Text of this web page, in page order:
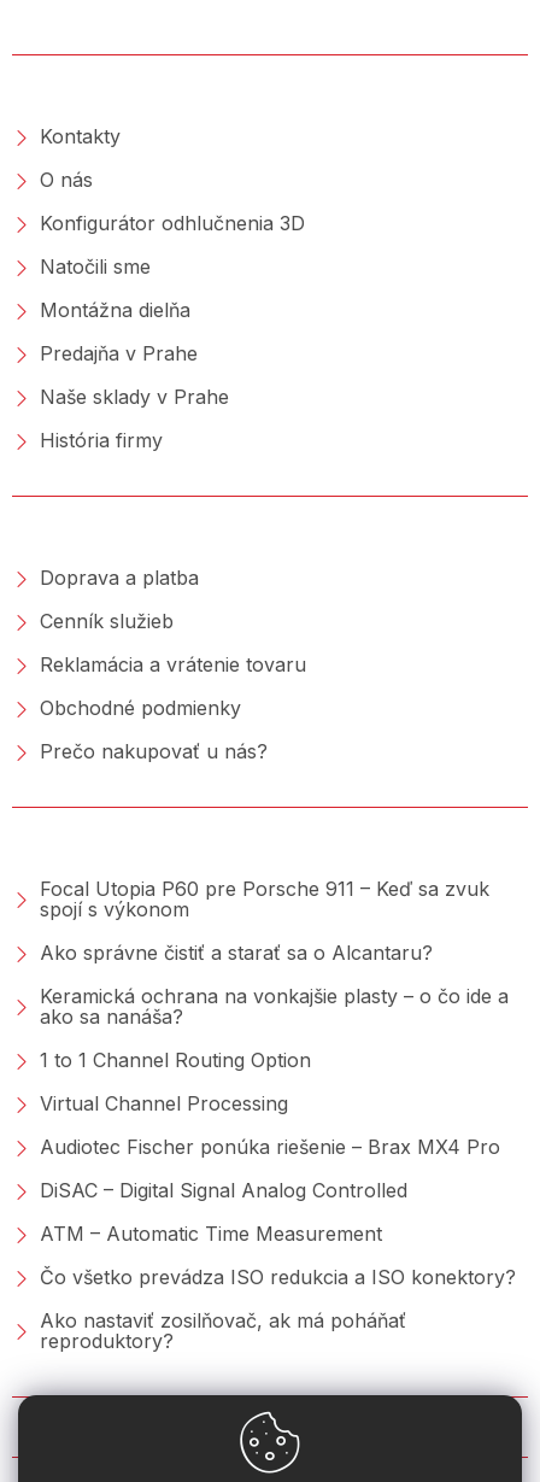
Kontakty
O nás
Konfigurátor odhlučnenia 3D
Natočili sme
Montážna dielňa
Predajňa v Prahe
Naše sklady v Prahe
História firmy
Doprava a platba
Cenník služieb
Reklamácia a vrátenie tovaru
Obchodné podmienky
Prečo nakupovať u nás?
Focal Utopia P60 pre Porsche 911 – Keď sa zvuk
spojí s výkonom
Ako správne čistiť a starať sa o Alcantaru?
Keramická ochrana na vonkajšie plasty – o čo ide a
ako sa nanáša?
1 to 1 Channel Routing Option
Virtual Channel Processing
Audiotec Fischer ponúka riešenie – Brax MX4 Pro
DiSAC – Digital Signal Analog Controlled
ATM – Automatic Time Measurement
Čo všetko prevádza ISO redukcia a ISO konektory?
Ako nastaviť zosilňovač, ak má poháňať
reproduktory?
KONTAKT